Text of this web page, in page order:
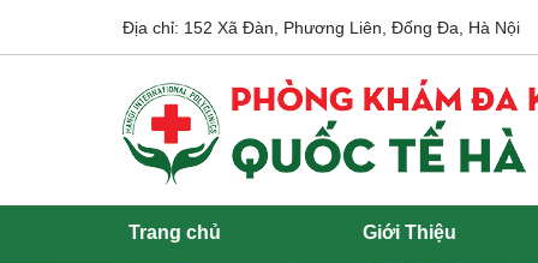
Địa chỉ: 152 Xã Đàn, Phương Liên, Đống Đa, Hà Nội
Trang chủ Giới Thiệu